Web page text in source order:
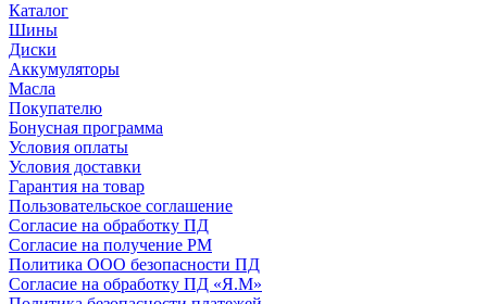
Каталог
Шины
Диски
Аккумуляторы
Масла
Покупателю
Бонусная программа
Условия оплаты
Условия доставки
Гарантия на товар
Пользовательское соглашение
Согласие на обработку ПД
Согласие на получение РМ
Политика ООО безопасности ПД
Согласие на обработку ПД «Я.М»